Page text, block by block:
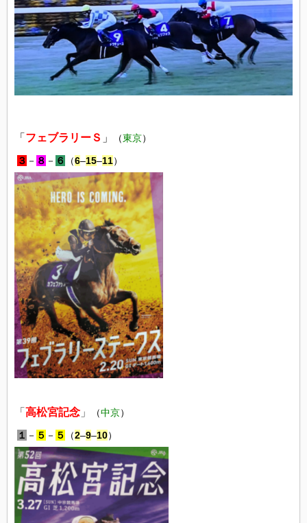
「 フェブラリーＳ 」 （東京）
３ － ８ － ６ （6–15–11）
「 高松宮記念 」 （中京）
１ － ５ － ５ （2–9–10）